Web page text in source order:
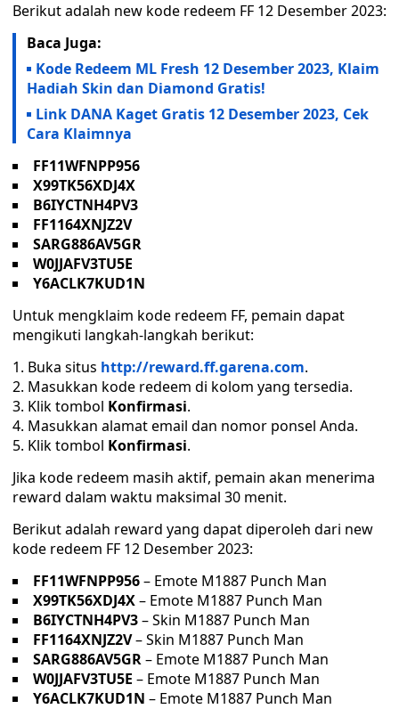
Berikut adalah new kode redeem FF 12 Desember 2023:
Baca Juga:
Kode Redeem ML Fresh 12 Desember 2023, Klaim
Hadiah Skin dan Diamond Gratis!
Link DANA Kaget Gratis 12 Desember 2023, Cek
Cara Klaimnya
FF11WFNPP956
X99TK56XDJ4X
B6IYCTNH4PV3
FF1164XNJZ2V
SARG886AV5GR
W0JJAFV3TU5E
Y6ACLK7KUD1N
Untuk mengklaim kode redeem FF, pemain dapat
mengikuti langkah-langkah berikut:
Buka situs http://reward.ff.garena.com.
Masukkan kode redeem di kolom yang tersedia.
Klik tombol Konfirmasi.
Masukkan alamat email dan nomor ponsel Anda.
Klik tombol Konfirmasi.
Jika kode redeem masih aktif, pemain akan menerima
reward dalam waktu maksimal 30 menit.
Berikut adalah reward yang dapat diperoleh dari new
kode redeem FF 12 Desember 2023:
FF11WFNPP956– Emote M1887 Punch Man
X99TK56XDJ4X– Emote M1887 Punch Man
B6IYCTNH4PV3– Skin M1887 Punch Man
FF1164XNJZ2V– Skin M1887 Punch Man
SARG886AV5GR– Emote M1887 Punch Man
W0JJAFV3TU5E – Emote M1887 Punch Man
Y6ACLK7KUD1N – Emote M1887 Punch Man